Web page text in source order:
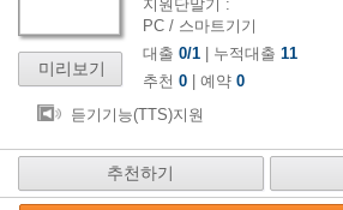
미리보기
지원단말기 :
PC / 스마트기기
대출 0/1 | 누적대출 11
추천 0 | 예약 0
듣기기능(TTS)지원
추천하기